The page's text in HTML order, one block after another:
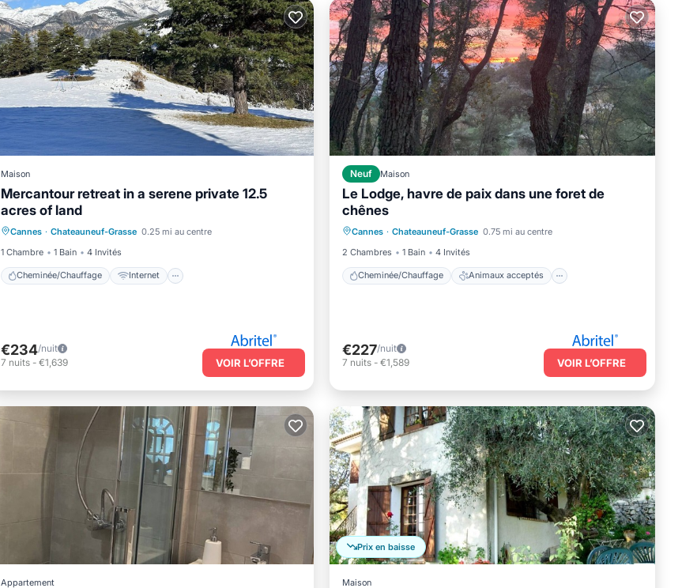
Maison
Mercantour retreat in a serene private 12.5
acres of land
Cannes · Chateauneuf-Grasse 0.25 mi au centre
1 Chambre
1 Bain 4 Invités
Cheminée/Chauffage Internet
Cheminée/Chauffage
Adapté aux enfants
Blanchisserie
€234/nuit
7 nuits - €1,639 VOIR L’OFFRE
Neuf Maison
Le Lodge, havre de paix dans une foret de
chênes
Cannes · Chateauneuf-Grasse 0.75 mi au centre
2 Chambres
1 Bain 4 Invités
Cheminée/Chauffage Animaux acceptés
Climatisation
Internet
€227/nuit
7 nuits - €1,589 VOIR L’OFFRE
Appartement
Prix en baisse
Maison